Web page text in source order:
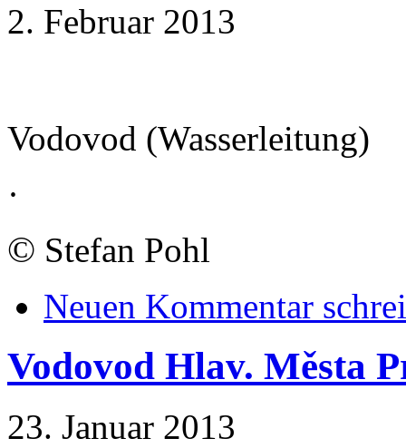
2. Februar 2013
Vodovod (Wasserleitung)
·
© Stefan Pohl
Neuen Kommentar
Vodovod Hlav. Města
23. Januar 2013